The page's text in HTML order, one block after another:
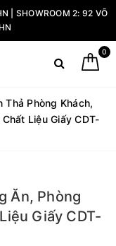
| SHOWROOM 2: 92 VÕ
0
Thả Phòng Khách,
Liệu Giấy CDT-
Ăn, Phòng
Giấy CDT-